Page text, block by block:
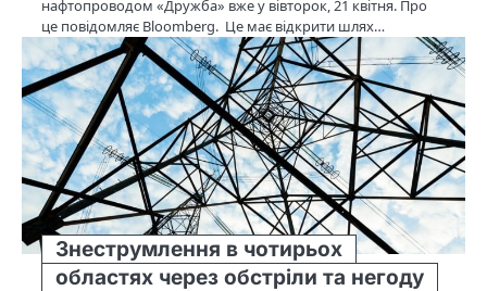
нафтопроводом «Дружба» вже у вівторок, 21 квітня. Про
це повідомляє Bloomberg. Це має відкрити шлях…
Знеструмлення в чотирьох
областях через обстріли та негоду